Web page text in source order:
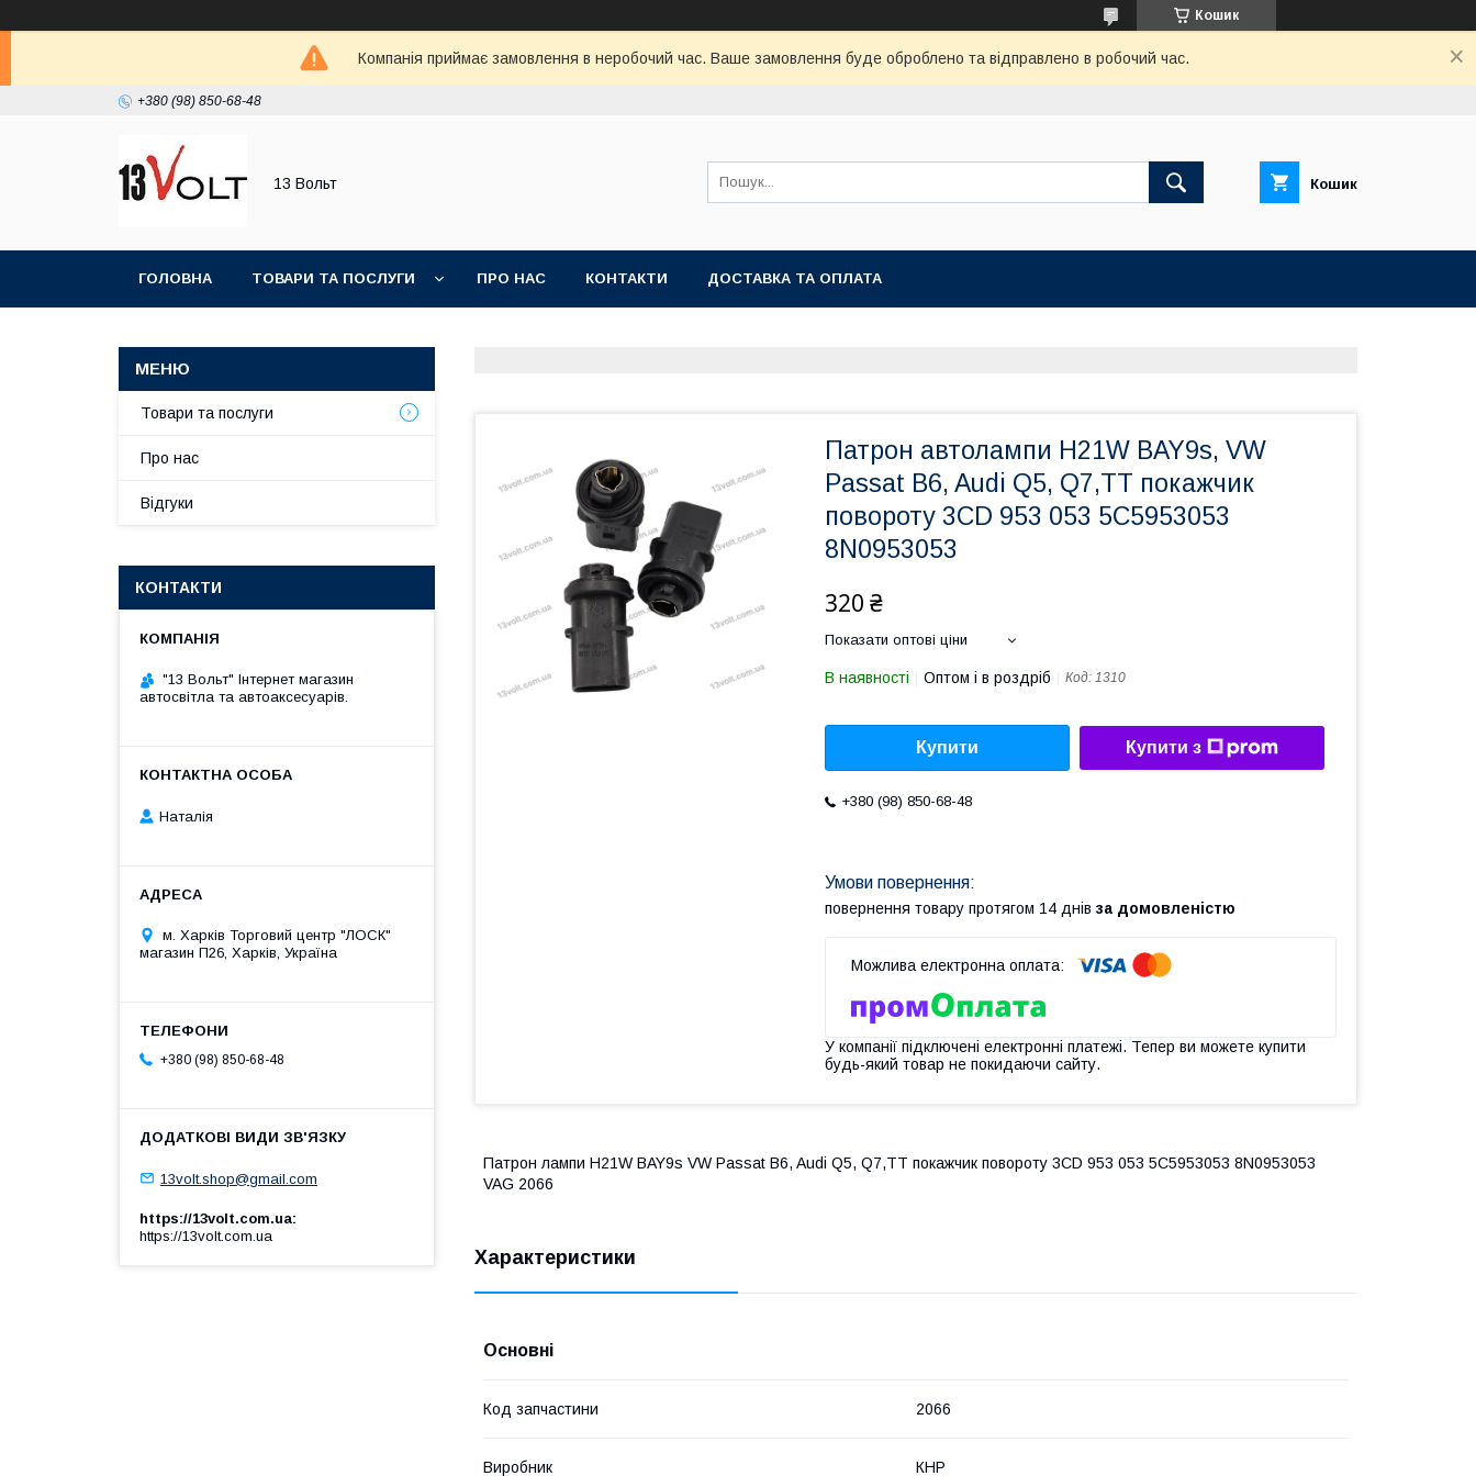
Кошик
Компанія приймає замовлення в неробочий час. Ваше замовлення буде оброблено та відправлено в робочий час.
+380 (98) 850-68-48
13 Вольт Кошик
ГОЛОВНА ТОВАРИ ТА ПОСЛУГИ ПРО НАС КОНТАКТИ ДОСТАВКА ТА ОПЛАТА
Патрон автолампи H21W BAY9s, VW
Passat B6, Audi Q5, Q7,TT покажчик
повороту 3CD 953 053 5C5953053
8N0953053
320 ₴
Показати оптові ціни
В наявності Оптом і в роздріб Код: 1310
Купити Купити з
+380 (98) 850-68-48
повернення товару протягом 14 днів за домовленістю
У компанії підключені електронні платежі. Тепер ви можете купити
будь-який товар не покидаючи сайту.
Патрон лампи H21W BAY9s VW Passat B6, Audi Q5, Q7,TT покажчик повороту 3CD 953 053 5C5953053 8N0953053
VAG 2066
Характеристики
Основні
Код запчастини 2066
Виробник КНР
Товари та послуги
Про нас
Відгуки
КОНТАКТИ
"13 Вольт" Інтернет магазин
автосвітла та автоаксесуарів.
Наталія
м. Харків Торговий центр "ЛОСК"
магазин П26, Харків, Україна
+380 (98) 850-68-48
13volt.shop@gmail.com
https://13volt.com.ua
https://13volt.com.ua